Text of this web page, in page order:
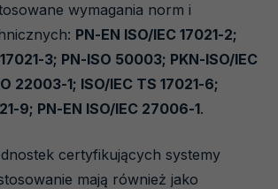
wymagania norm i
PN-EN ISO/IEC 17021-2;
3; PN-ISO 50003; PKN-ISO/IEC
22003-1; ISO/IEC TS 17021-6;
9; PN-EN ISO/IEC 27006-1.
certyfikujących systemy
mają również jako